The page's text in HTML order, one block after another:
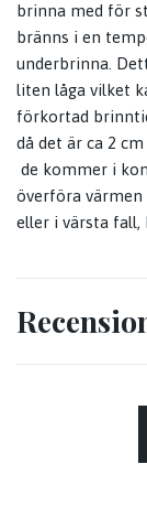
brinna med för
bränns i en
underbrinna.
liten låga vilket
förkortad
då det är ca 2
de kommer i
överföra
eller i värsta fall,